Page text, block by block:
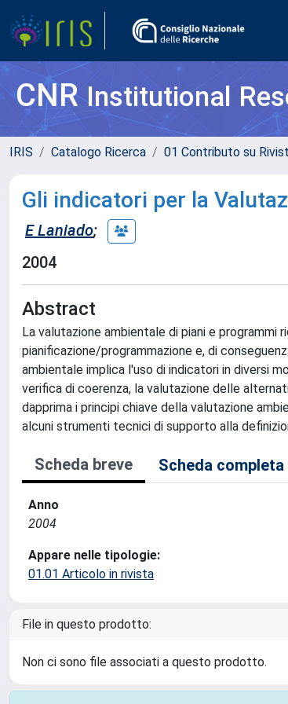
CNRInstitutional
IRIS Catalogo Ricerca 01 Contributo su
Gli indicatori per la
E Laniado;
2004
Abstract
La valutazione ambientale di piani e
pianificazione/programmazione e, di
ambientale implica l'uso di indicatori in diversi
verifica di coerenza, la valutazione delle
dapprima i principi chiave della valutazione
alcuni strumenti tecnici di supporto alla
Scheda breve Scheda completa
Anno
2004
Appare nelle tipologie:
01.01 Articolo in rivista
File in questo prodotto:
Non ci sono file associati a questo prodotto.